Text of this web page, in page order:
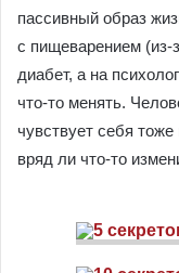
пассивный образ
с пищеварением (из-
диабет, а на
что-то менять.
чувствует себя
вряд ли что-то